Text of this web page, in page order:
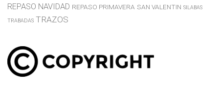
REPASO NAVIDAD REPASO PRIMAVERA SAN VALENTIN SILABAS
TRABADAS TRAZOS